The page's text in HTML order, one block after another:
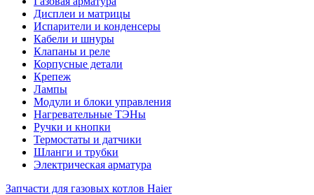
Дисплеи и матрицы
Испарители и конденсеры
Кабели и шнуры
Клапаны и реле
Корпусные детали
Крепеж
Лампы
Модули и блоки управления
Нагревательные ТЭНы
Ручки и кнопки
Термостаты и датчики
Шланги и трубки
Электрическая арматура
Запчасти для газовых котлов Haier